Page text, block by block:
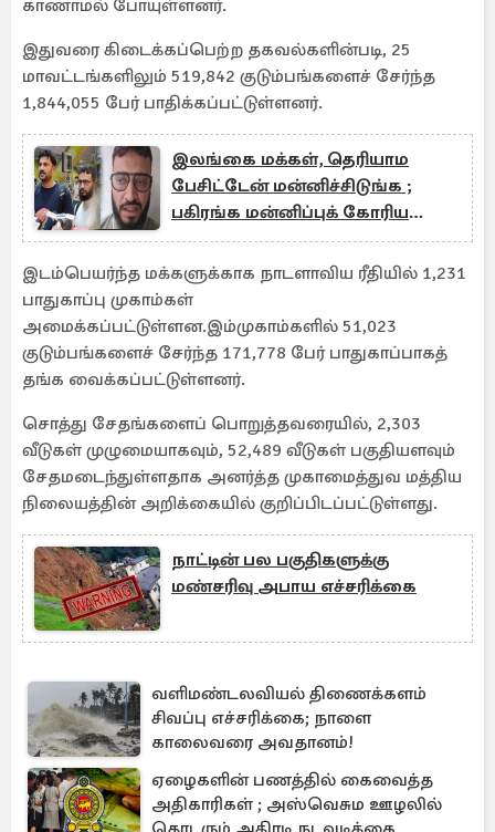
காணாமல் போயுள்ளனர்.
இதுவரை கிடைக்கப்பெற்ற தகவல்களின்படி, 25
மாவட்டங்களிலும் 519,842 குடும்பங்களைச் சேர்ந்த
1,844,055 பேர் பாதிக்கப்பட்டுள்ளனர்.
இலங்கை மக்கள், தெரியாம
பேசிட்டேன் மன்னிச்சிடுங்க ;
பகிரங்க மன்னிப்புக் கோரிய
இந்தியர்
இடம்பெயர்ந்த மக்களுக்காக நாடளாவிய ரீதியில் 1,231
பாதுகாப்பு முகாம்கள்
அமைக்கப்பட்டுள்ளன.இம்முகாம்களில் 51,023
குடும்பங்களைச் சேர்ந்த 171,778 பேர் பாதுகாப்பாகத்
தங்க வைக்கப்பட்டுள்ளனர்.
சொத்து சேதங்களைப் பொறுத்தவரையில், 2,303
வீடுகள் முழுமையாகவும், 52,489 வீடுகள் பகுதியளவும்
சேதமடைந்துள்ளதாக அனர்த்த முகாமைத்துவ மத்திய
நிலையத்தின் அறிக்கையில் குறிப்பிடப்பட்டுள்ளது.
நாட்டின் பல பகுதிகளுக்கு
மண்சரிவு அபாய எச்சரிக்கை
வளிமண்டலவியல் திணைக்களம்
சிவப்பு எச்சரிக்கை; நாளை
காலைவரை அவதானம்!
ஏழைகளின் பணத்தில் கைவைத்த
அதிகாரிகள் ; அஸ்வெசும ஊழலில்